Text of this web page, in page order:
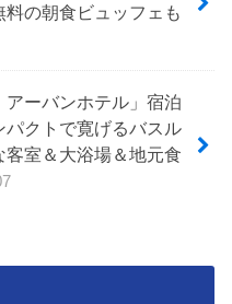
料の朝食ビュッフェも
ーバンホテル」宿泊
パクトで寛げるバスル
客室＆大浴場＆地元食